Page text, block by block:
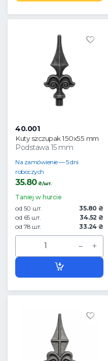
40.001
Kuty szczupak 150x55 mm
Podstawa 15 mm
Na zamówienie — 5 dni
roboczych
35.80₴/шт.
Taniej w hurcie
od 50 шт.
35.80 ₴
od 65 шт.
34.52 ₴
od 78 шт.
33.24 ₴